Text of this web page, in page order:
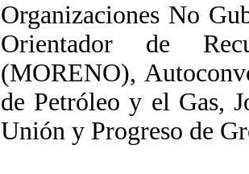
Organizaciones No
Orientador de
(MORENO),
de Petróleo y el Gas,
Unión y Progreso de